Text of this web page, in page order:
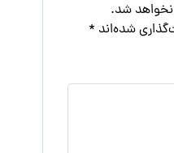
نخواهد شد.
شده‌اند *